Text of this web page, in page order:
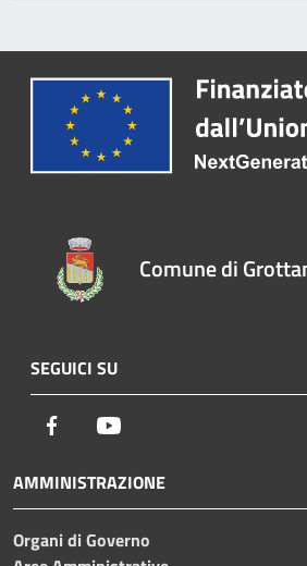
Comune di
SEGUICI SU
Facebook
AMMINISTRAZIONE
Organi di Governo